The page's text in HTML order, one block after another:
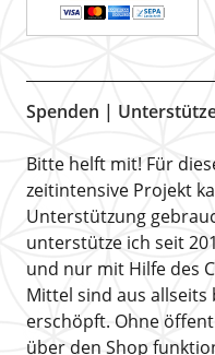
Spenden |
Bitte helft mit! Für
zeitintensive Projekt
Unterstützung
unterstütze ich seit
und nur mit Hilfe des
Mittel sind aus
erschöpft. Ohne
über den Shop